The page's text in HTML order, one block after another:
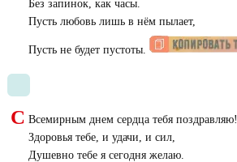
Без запинок, как часы.
Пусть любовь лишь в нём пылает,
Пусть не будет пустоты.
С Всемирным днем сердца тебя поздравляю!
Здоровья тебе, и удачи, и сил,
Душевно тебе я сегодня желаю.